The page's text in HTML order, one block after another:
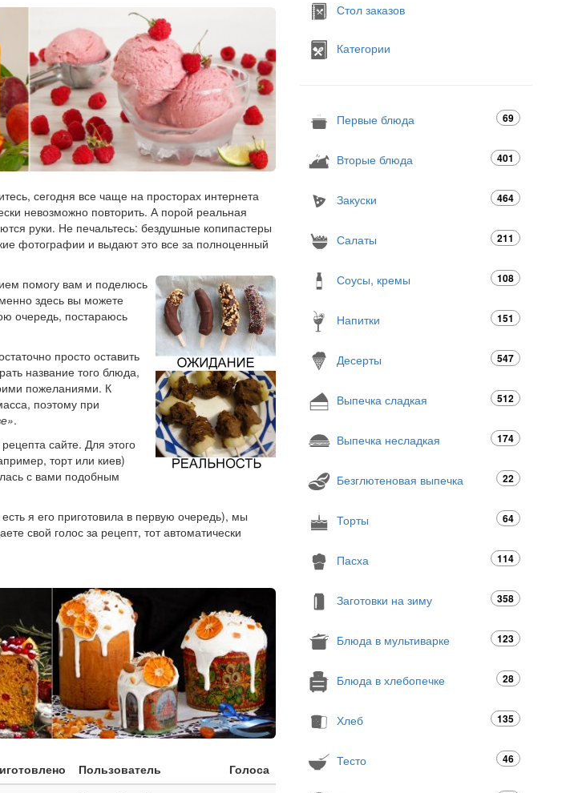
сегодня все чаще на просторах интернета
невозможно повторить. А порой реальная
руки. Не печальтесь: бездушные копипастеры
фотографии и выдают это все за полноценный
помогу вам и поделюсь
здесь вы можете
очередь, постараюсь
просто оставить
название того блюда,
пожеланиями. К
поэтому при
.
сайте. Для этого
торт или киев)
с вами подобным
я его приготовила в первую очередь), мы
свой голос за рецепт, тот автоматически
Пользователь
Голоса
Стол заказов
Категории
Первые блюда 69
Вторые блюда 401
Закуски 464
Салаты 211
Соусы, кремы 108
Напитки 151
Десерты 547
Выпечка сладкая 512
Выпечка несладкая 174
Безглютеновая выпечка 22
Торты 64
Пасха 114
Заготовки на зиму 358
Блюда в мультиварке 123
Блюда в хлебопечке 28
Хлеб 135
Тесто 46